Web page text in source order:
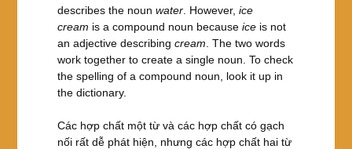
describes the noun water. However, ice
cream is a compound noun because iceis not
an adjective describing cream . The two words
work together to create a single noun. To check
the spelling of a compound noun, look it up in
the dictionary.
Các hợp chất một từ và các hợp chất có gạch
nối rất dễ phát hiện, nhưng các hợp chất hai từ